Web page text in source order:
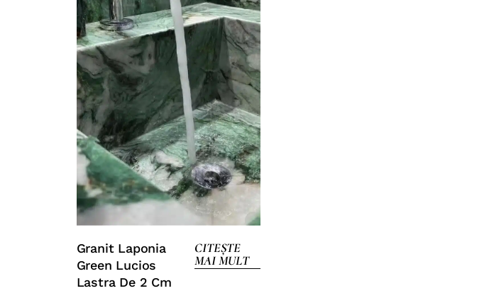
Granit Laponia
Green Lucios
Lastra De 2 Cm
CITEȘTE
MAI MULT